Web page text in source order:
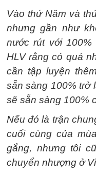
Vào thứ Năm và
nhưng gần như
nước rút với
HLV rằng có quá
cần tập luyện
sẵn sàng 100% trở
sẽ sẵn sàng 100%
Nếu đó là trận
cuối cùng của
gắng, nhưng tôi
chuyển nhượng ở